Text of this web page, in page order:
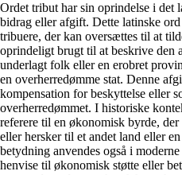
Ordet tribut har sin oprindelse i det
bidrag eller afgift. Dette latinske
tribuere, der kan oversættes til at
oprindeligt brugt til at beskrive den
underlagt folk eller en erobret
en overherredømme stat. Denne
kompensation for beskyttelse eller
overherredømmet. I historiske
referere til en økonomisk byrde,
eller hersker til et andet land eller
betydning anvendes også i
henvise til økonomisk støtte eller